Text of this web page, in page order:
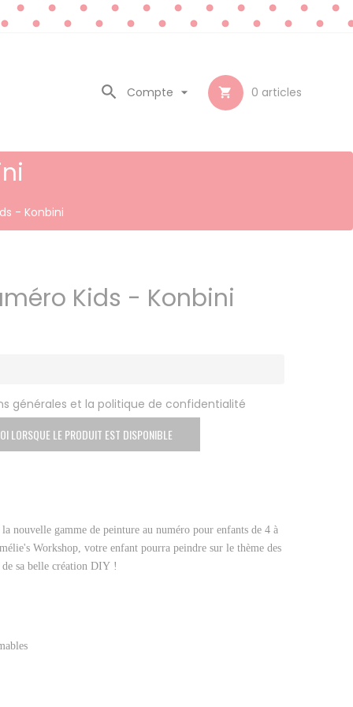
 0 articles
Compte 

- Konbini
Kids - Konbini
générales et la politique de confidentialité
LORSQUE LE PRODUIT EST DISPONIBLE
nouvelle gamme de peinture au numéro pour enfants de 4 à
Workshop , votre enfant pourra peindre sur le thème des
sa belle création DIY !